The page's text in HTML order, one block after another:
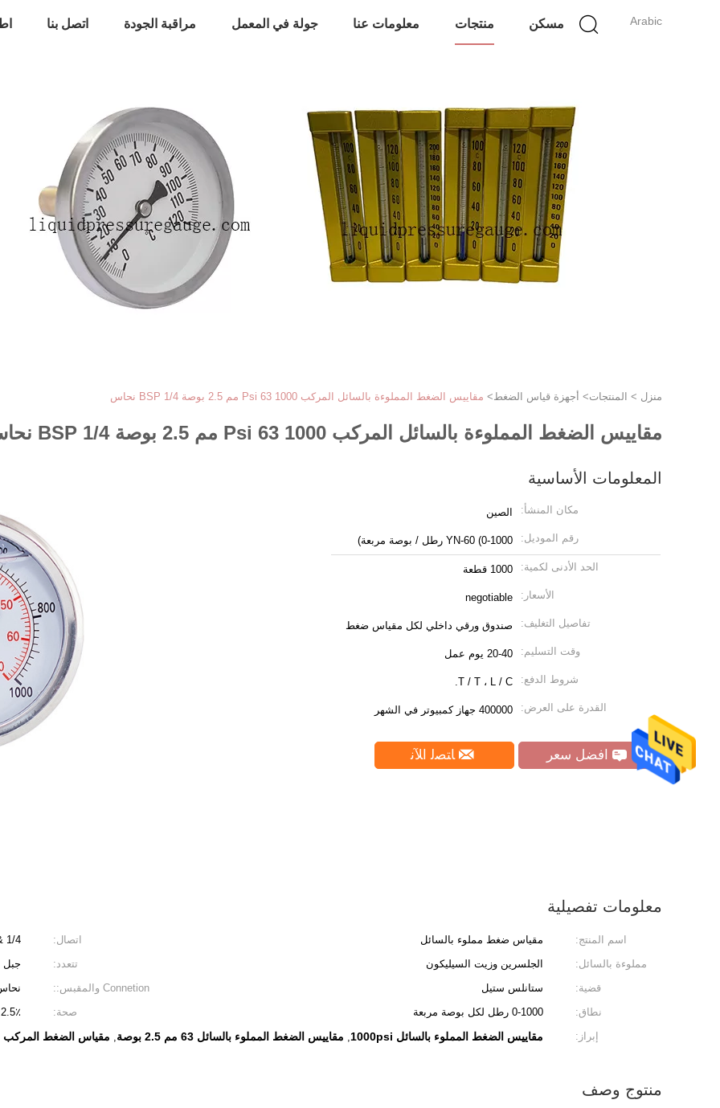
Arabic مسكن منتجات معلومات عنا جولة في المعمل مراقبة الجودة اتصل بنا
منزل > المنتجات> أجهزة قياس الضغط> مقاييس الضغط المملوءة بالسائل المركب 1000 Psi 63 مم 2.5 بوصة 1/4 BSP نحاس
مقاييس الضغط المملوءة بالسائل المركب 1000 Psi 63 مم 2.5 بوصة 1/4 BSP نحاس
المعلومات الأساسية
مكان المنشأ: الصين
رقم الموديل: YN-60 (0-1000 رطل / بوصة مربعة)
الحد الأدنى لكمية: 1000 قطعة
الأسعار: negotiable
تفاصيل التغليف: صندوق ورقي داخلي لكل مقياس ضغط
وقت التسليم: 20-40 يوم عمل
شروط الدفع: T / T ، L / C.
القدرة على العرض: 400000 جهاز كمبيوتر في الشهر
افضل سعر ﺎﺘﺼﻟ ﺍﻶﻧ
معلومات تفصيلية
اسم المنتج: مقياس ضغط مملوء بالسائل اتصال:
1/4 &quot;NPT / BSP / BSPT أو حسب طلب العملاء
مملوءة بالسائل:
الجلسرين وزيت السيليكون تتعدد:
قضية:
ستانلس ستيل Connetion والمقبس::
نطاق:
0-1000 رطل لكل بوصة مربعة صحة:
2.5٪
إبراز:
مقاييس الضغط المملوء بالسائل 1000psi , مقاييس الضغط المملوء بالسائل 63 مم 2.5 بوصة , مقياس الضغط المركب 1/4 BSP النحاس
منتوج وصف